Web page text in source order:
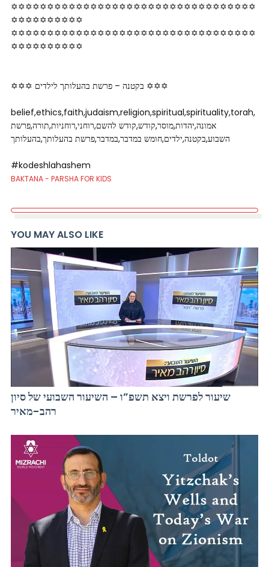
✡✡✡✡✡✡✡✡✡✡✡✡✡✡✡✡✡✡✡✡✡✡✡✡✡✡✡✡✡✡✡✡✡✡
✡✡✡✡✡✡­­✡✡✡✡
✡✡✡✡✡✡✡✡✡✡✡✡✡✡✡✡✡✡✡✡✡✡✡✡✡✡✡✡✡✡✡✡✡✡
✡✡✡✡✡✡­­✡✡✡✡
✡✡✡ בקטנה – פרשת בהעלותך לילדים ✡✡✡
belief,ethics,faith,judaism,religion,spiritual,spirituality,torah,
אמונה,יהדות,מוסר,קודש,קודש להשם,רוחני,רוחניות,תורה,פרשת
השבוע,בקטנה,ילדים,חומש במדבר,במדבר,פרשת בהעלותך,בהעלותך
#kodeshlahashem
BAKTANA - PARSHA FOR KIDS
YOU MAY ALSO LIKE
שיעור לפרשת ויצא תשפ”ו – השיעור השבועי של סיון
רהב-מאיר